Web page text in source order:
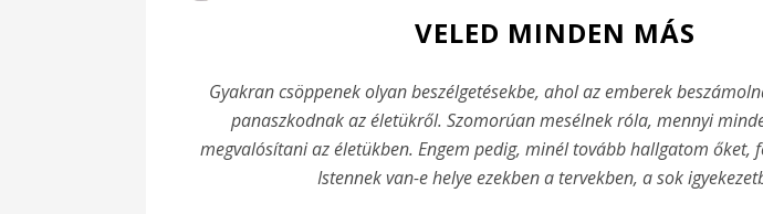
VELED MINDEN MÁS
Gyakran csöppenek olyan beszélgetésekbe, ahol az emberek
panaszkodnak az életükről. Szomorúan mesélnek róla, mennyi
megvalósítani az életükben. Engem pedig, minél tovább hallgatom őket,
Istennek van-e helye ezekben a tervekben, a sok